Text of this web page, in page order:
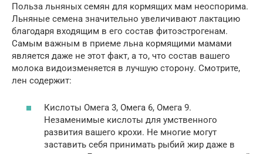
Польза льняных семян для кормящих мам неоспорима.
Льняные семена значительно увеличивают лактацию
благодаря входящим в его состав фитоэстрогенам.
Самым важным в приеме льна кормящими мамами
является даже не этот факт, а то, что состав вашего
молока видоизменяется в лучшую сторону. Смотрите,
лен содержит:
Кислоты Омега 3, Омега 6, Омега 9.
Незаменимые кислоты для умственного
развития вашего крохи. Не многие могут
заставить себя принимать рыбий жир даже в